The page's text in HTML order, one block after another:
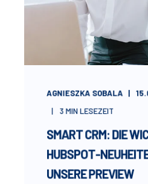
AGNIESZKA SOBALA
3 MIN LESEZEIT
SMART CRM: DIE
UNSERE PREVIEW